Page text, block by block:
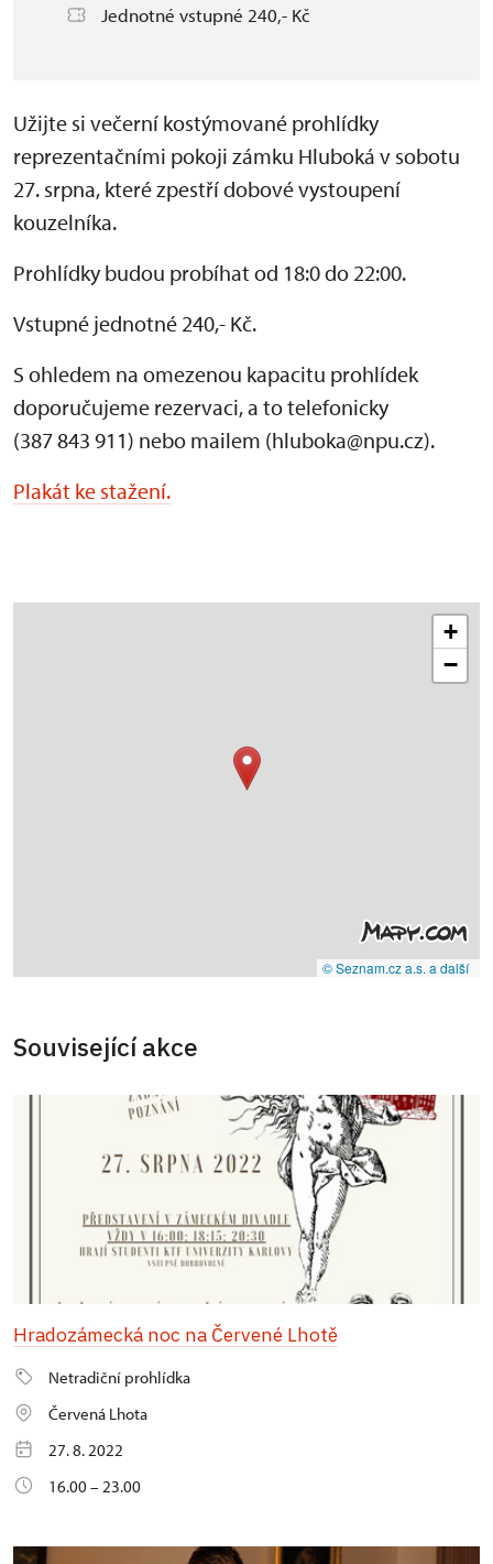
Jednotné vstupné 240,- Kč
Užijte si večerní kostýmované prohlídky
reprezentačními pokoji zámku Hluboká v sobotu
27. srpna, které zpestří dobové vystoupení
kouzelníka.
Prohlídky budou probíhat od 18:0 do 22:00.
Vstupné jednotné 240,- Kč.
S ohledem na omezenou kapacitu prohlídek
doporučujeme rezervaci, a to telefonicky
(387 843 911) nebo mailem (hluboka@npu.cz).
Plakát ke stažení.
+
−
© Seznam.cz a.s. a další
Související akce
Hradozámecká noc na Červené Lhotě
Netradiční prohlídka
Červená Lhota
27. 8. 2022
16.00 – 23.00